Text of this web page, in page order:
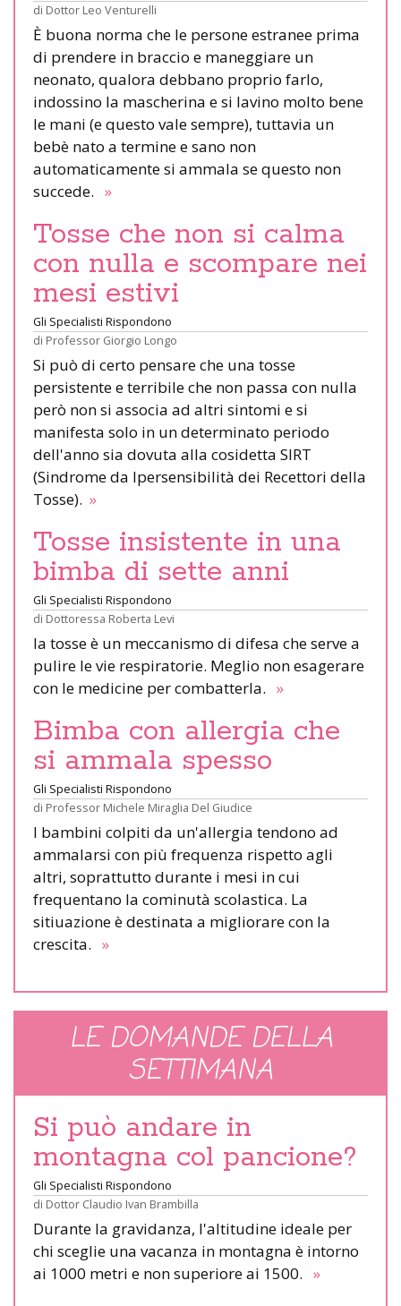
di Dottor Leo Venturelli
È buona norma che le persone estranee prima
di prendere in braccio e maneggiare un
neonato, qualora debbano proprio farlo,
indossino la mascherina e si lavino molto bene
le mani (e questo vale sempre), tuttavia un
bebè nato a termine e sano non
automaticamente si ammala se questo non
succede. »
Tosse che non si calma
con nulla e scompare nei
mesi estivi
Gli Specialisti Rispondono
di Professor Giorgio Longo
Si può di certo pensare che una tosse
persistente e terribile che non passa con nulla
però non si associa ad altri sintomi e si
manifesta solo in un determinato periodo
dell'anno sia dovuta alla cosidetta SIRT
(Sindrome da Ipersensibilità dei Recettori della
Tosse). »
Tosse insistente in una
bimba di sette anni
Gli Specialisti Rispondono
di Dottoressa Roberta Levi
la tosse è un meccanismo di difesa che serve a
pulire le vie respiratorie. Meglio non esagerare
con le medicine per combatterla. »
Bimba con allergia che
si ammala spesso
Gli Specialisti Rispondono
di Professor Michele Miraglia Del Giudice
I bambini colpiti da un'allergia tendono ad
ammalarsi con più frequenza rispetto agli
altri, soprattutto durante i mesi in cui
frequentano la cominutà scolastica. La
sitiuazione è destinata a migliorare con la
crescita. »
LE DOMANDE DELLA
SETTIMANA
Si può andare in
montagna col pancione?
Gli Specialisti Rispondono
di Dottor Claudio Ivan Brambilla
Durante la gravidanza, l'altitudine ideale per
chi sceglie una vacanza in montagna è intorno
ai 1000 metri e non superiore ai 1500. »